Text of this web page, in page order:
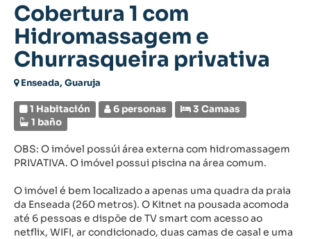
Cobertura 1 com
Hidromassagem e
Churrasqueira privativa
Enseada, Guaruja
1 Habitación 6 personas
3 Camaas
1 baño
OBS: O imóvel possúi área externa com hidromassagem
PRIVATIVA. O imóvel possui piscina na área comum.
O imóvel é bem localizado a apenas uma quadra da praia
da Enseada (260 metros). O Kitnet na pousada acomoda
até 6 pessoas e dispõe de TV smart com acesso ao
netflix, WIFI, ar condicionado, duas camas de casal e uma